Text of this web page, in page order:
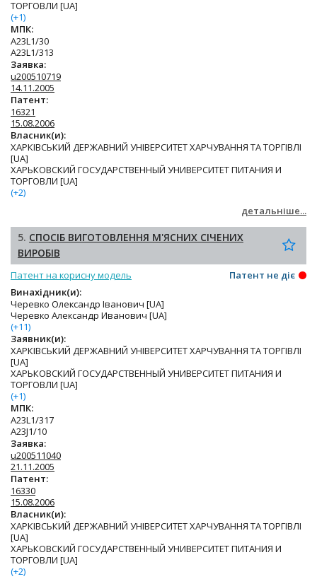
ТОРГОВЛИ [UA]
(+1)
МПК:
A23L1/30
A23L1/313
Заявка:
u200510719
14.11.2005
Патент:
16321
15.08.2006
Власник(и):
ХАРКІВСЬКИЙ ДЕРЖАВНИЙ УНІВЕРСИТЕТ ХАРЧУВАННЯ ТА ТОРГІВЛІ
[UA]
ХАРЬКОВСКИЙ ГОСУДАРСТВЕННЫЙ УНИВЕРСИТЕТ ПИТАНИЯ И
ТОРГОВЛИ [UA]
(+2)
детальніше...
5. СПОСІБ ВИГОТОВЛЕННЯ М'ЯСНИХ СІЧЕНИХ
ВИРОБІВ
Патент на корисну модель
Патент не діє
Винахідник(и):
Черевко Олександр Іванович [UA]
Черевко Александр Иванович [UA]
(+11)
Заявник(и):
ХАРКІВСЬКИЙ ДЕРЖАВНИЙ УНІВЕРСИТЕТ ХАРЧУВАННЯ ТА ТОРГІВЛІ
[UA]
ХАРЬКОВСКИЙ ГОСУДАРСТВЕННЫЙ УНИВЕРСИТЕТ ПИТАНИЯ И
ТОРГОВЛИ [UA]
(+1)
МПК:
A23L1/317
A23J1/10
Заявка:
u200511040
21.11.2005
Патент:
16330
15.08.2006
Власник(и):
ХАРКІВСЬКИЙ ДЕРЖАВНИЙ УНІВЕРСИТЕТ ХАРЧУВАННЯ ТА ТОРГІВЛІ
[UA]
ХАРЬКОВСКИЙ ГОСУДАРСТВЕННЫЙ УНИВЕРСИТЕТ ПИТАНИЯ И
ТОРГОВЛИ [UA]
(+2)